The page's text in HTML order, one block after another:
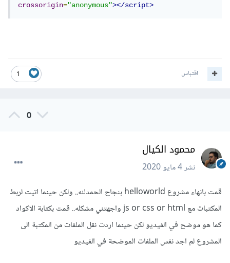
crossorigin="anonymous"></script>
1 اقتباس
0
محمود الكيال
نشر4 مايو 2020
قمت بانهاء مشروع helloworld بنجاح الحمدلله.. ولكن حينما اتيت لربط
المكتبات مع js or css or html واجهتني مشكله.. قمت بكتابة الاكواد
كما هو موضح في الفيديو لكن حينما اردت نقل الملفات من المكتبة الى
المشروع لم اجد نفس الملفات الموضحة في الفيديو